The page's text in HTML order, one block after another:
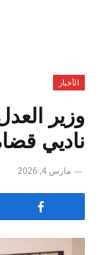
الأخبار
وزير
ناديي
مارس 4, 2026